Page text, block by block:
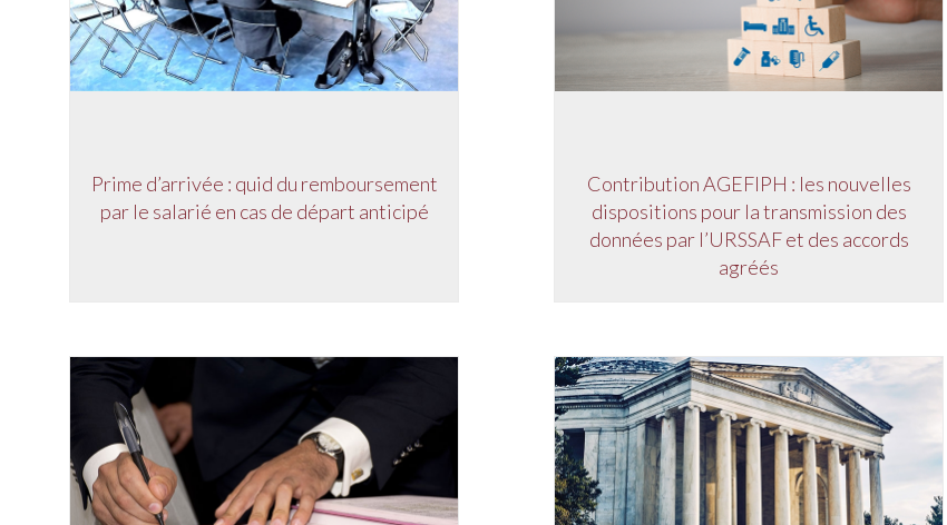
Prime d’arrivée : quid du remboursement
par le salarié en cas de départ anticipé
Contribution AGEFIPH : les nouvelles
dispositions pour la transmission des
données par l’URSSAF et des accords
agréés